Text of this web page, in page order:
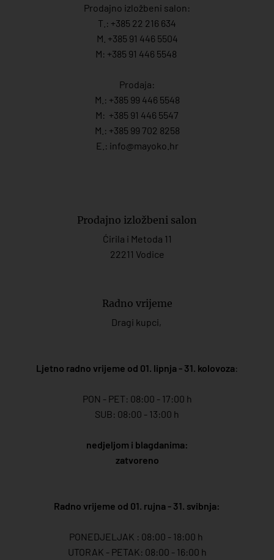
Prodajno izložbeni salon:
T.: +385 22 216 634
M. +385 91 446 5504
M: +385 91 446 5548
Prodaja:
M.: +385 99 446 5548
M: +385 91 446 5547
M.: +385 99 702 8258
E.: info@mayoko. hr
Prodajno izložbeni salon
Ćirila i Metoda 11
22211 Vodice
Radno vrijeme
Dragi kupci,
Ljetno radno vrijeme od 01. lipnja - 31. kolovoza:
PON - PET: 08:00 - 17:00 h
SUB: 08:00 - 13:00 h
nedjeljom i blagdanima:
zatvoreno
Radno vrijeme od 01. rujna - 31. svibnja:
PONEDJELJAK : 08:00 - 18:00 h
UTORAK - PETAK: 08:00 - 16:00 h